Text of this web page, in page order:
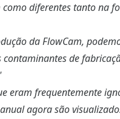
como diferentes tanto na
da FlowCam,
contaminantes de
eram frequentemente
agora são